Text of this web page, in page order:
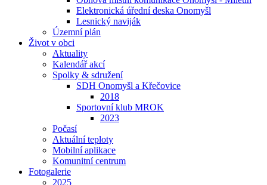
Elektronická úřední deska Onomyšl
Lesnický naviják
Územní plán
Život v obci
Aktuality
Kalendář akcí
Spolky & sdružení
SDH Onomyšl a Křečovice
2018
Sportovní klub MROK
2023
Počasí
Aktuální teploty
Mobilní aplikace
Komunitní centrum
Fotogalerie
2025